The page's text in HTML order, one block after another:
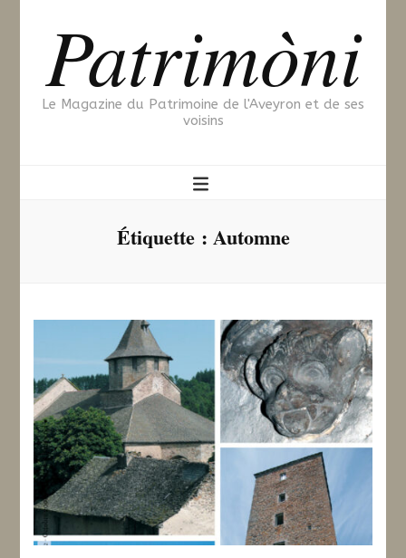
Patrimòni
Le Magazine du Patrimoine de l'Aveyron et de ses
voisins
Étiquette : Automne